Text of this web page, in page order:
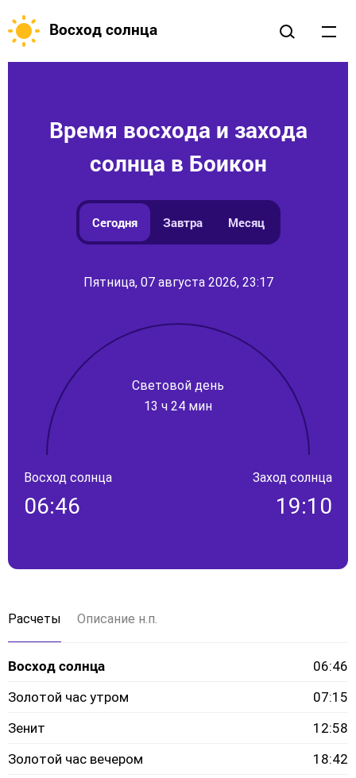
Восход солнца
Время восхода и захода
солнца в Боикон
Сегодня Завтра Месяц
Пятница, 07 августа 2026, 23:17
Световой день
13 ч 24 мин
Восход солнца
06:46
Заход солнца
19:10
Расчеты Описание н.п.
Восход солнца
06:46
Золотой час утром
07:15
Зенит
12:58
Золотой час вечером
18:42